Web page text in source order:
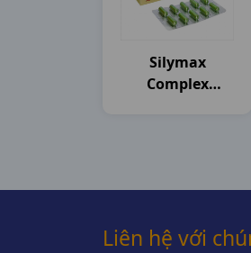
Silymax
Complex
Liên hệ với